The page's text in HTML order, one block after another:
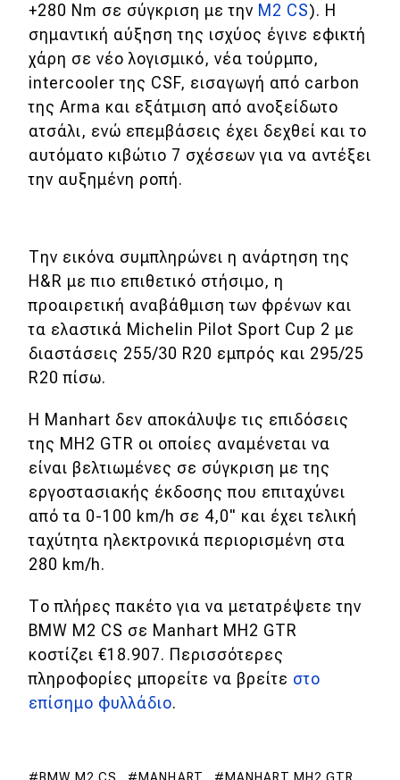
Eco
Νέα
Τεχνολογία
Mobility
Σταθμοί φόρτισης
Νέα
Παρουσιάσεις
DRIVE Away
MOTO
Μεταχειρισμένο
Οδηγός αγοράς
Συμβουλές
Χρηστικά
Συμβουλές
ΚΤΕΟ
Οδική βοήθεια
+280 Nm σε σύγκριση με την M2 CS). Η
σημαντική αύξηση της ισχύος έγινε εφικτή
χάρη σε νέο λογισμικό, νέα τούρμπο,
intercooler της CSF, εισαγωγή από carbon
της Arma και εξάτμιση από ανοξείδωτο
ατσάλι, ενώ επεμβάσεις έχει δεχθεί και το
αυτόματο κιβώτιο 7 σχέσεων για να αντέξει
την αυξημένη ροπή.
Την εικόνα συμπληρώνει η ανάρτηση της
H&R με πιο επιθετικό στήσιμο, η
προαιρετική αναβάθμιση των φρένων και
τα ελαστικά Michelin Pilot Sport Cup 2 με
διαστάσεις 255/30 R20 εμπρός και 295/25
R20 πίσω.
Η Manhart δεν αποκάλυψε τις επιδόσεις
της MH2 GTR οι οποίες αναμένεται να
είναι βελτιωμένες σε σύγκριση με της
εργοστασιακής έκδοσης που επιταχύνει
από τα 0-100 km/h σε 4,0" και έχει τελική
ταχύτητα ηλεκτρονικά περιορισμένη στα
280 km/h.
Το πλήρες πακέτο για να μετατρέψετε την
BMW M2 CS σε Manhart MH2 GTR
κοστίζει €18.907. Περισσότερες
πληροφορίες μπορείτε να βρείτε στο
επίσημο φυλλάδιο.